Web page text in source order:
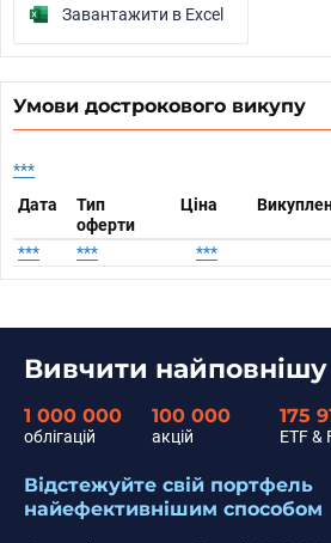
Завантажити в Excel
Умови дострокового викупу
***
Дата
Тип
оферти
Ціна
***
*** ***
Вивчити
1 000 000
облігацій
100 000
акцій
175
ETF &
Відстежуйте свій портфель
найефективнішим способом